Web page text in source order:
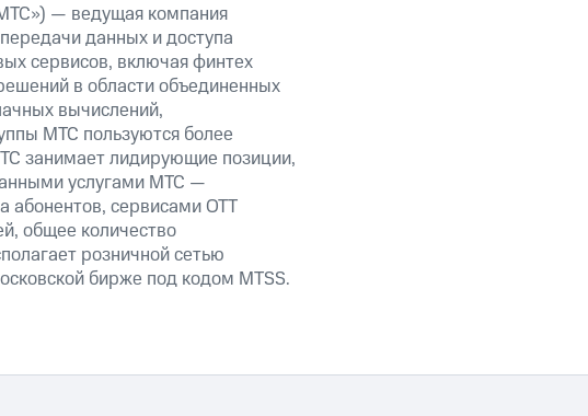
— ведущая компания
данных и доступа
сервисов, включая финтех
в области объединенных
вычислений,
МТС пользуются более
занимает лидирующие позиции,
услугами МТС —
абонентов, сервисами OTT
общее количество
розничной сетью
бирже под кодом MTSS.